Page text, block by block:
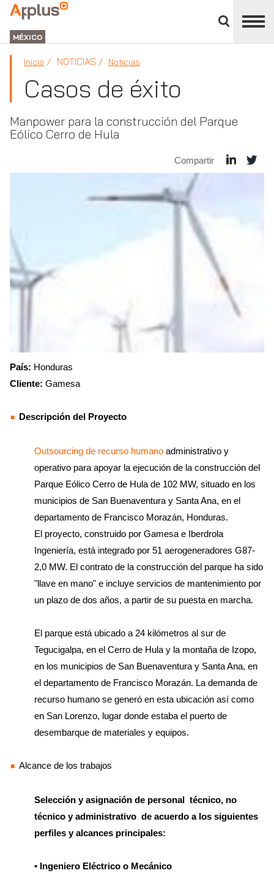
panel
APPLUS+
GROUP
MÉXICO
Inicio NOTICIAS Noticias
Casos de éxito
Manpower para la construcción del Parque
Eólico Cerro de Hula
Compartir
País: Honduras
Cliente: Gamesa
Descripción del Proyecto
Outsourcing de recurso humano administrativo y
operativo para apoyar la ejecución de la construcción del
Parque Eólico Cerro de Hula de 102 MW, situado en los
municipios de San Buenaventura y Santa Ana, en el
departamento de Francisco Morazán, Honduras.
El proyecto, construido por Gamesa e Iberdrola
Ingeniería, está integrado por 51 aerogeneradores G87-
2,0 MW. El contrato de la construcción del parque ha sido
"llave en mano" e incluye servicios de mantenimiento por
un plazo de dos años, a partir de su puesta en marcha.
El parque está ubicado a 24 kilómetros al sur de
Tegucigalpa, en el Cerro de Hula y la montaña de Izopo,
en los municipios de San Buenaventura y Santa Ana, en
el departamento de Francisco Morazán. La demanda de
recurso humano se generó en esta ubicación así como
en San Lorenzo, lugar donde estaba el puerto de
desembarque de materiales y equipos.
Alcance de los trabajos
Selección y asignación de personal técnico, no
técnico y administrativo de acuerdo a los siguientes
perfiles y alcances principales:
• Ingeniero Eléctrico o Mecánico